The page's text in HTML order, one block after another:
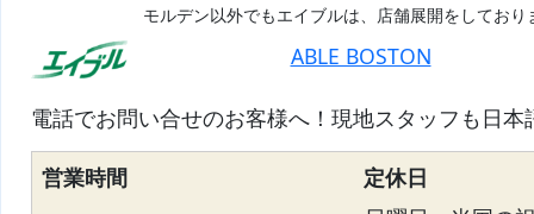
モルデン以外でもエイブルは、店舗展開をしてお
ABLE BOSTON
電話でお問い合せのお客様へ！現地スタッフも日
営業時間 定休日